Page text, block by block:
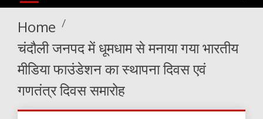
Home
चंदौली जनपद में धूमधाम से मनाया गया भारतीय
मीडिया फाउंडेशन का स्थापना दिवस एवं
गणतंत्र दिवस समारोह